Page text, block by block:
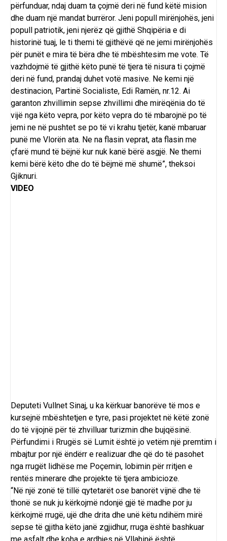
përfunduar, ndaj duam ta çojmë deri në fund këtë mision
dhe duam një mandat burrëror. Jeni popull mirënjohës, jeni
popull patriotik, jeni njerëz që gjithë Shqipëria e di
historinë tuaj, le ti themi të gjithëvë që ne jemi mirënjohës
për punët e mira të bëra dhe të mbështesim me vote. Të
vazhdojmë të gjithë këto punë të tjera të nisura ti çojmë
deri në fund, prandaj duhet votë masive. Ne kemi një
destinacion, Partinë Socialiste, Edi Ramën, nr.12. Ai
garanton zhvillimin sepse zhvillimi dhe mirëqënia do të
vijë nga këto vepra, por këto vepra do të mbarojnë po të
jemi ne në pushtet se po të vi krahu tjetër, kanë mbaruar
punë me Vlorën ata. Ne na flasin veprat, ata flasin me
çfarë mund të bëjnë kur nuk kanë bërë asgjë. Ne themi
kemi bërë këto dhe do të bëjmë më shumë”, theksoi
Gjiknuri.
VIDEO
Deputeti Vullnet Sinaj, u ka kërkuar banorëve të mos e
kursejnë mbështetjen e tyre, pasi projektet në këtë zonë
do të vijojnë për të zhvilluar turizmin dhe bujqësinë.
Përfundimi i Rrugës së Lumit është jo vetëm një premtim i
mbajtur por një ëndërr e realizuar dhe që do të pasohet
nga rrugët lidhëse me Poçemin, lobimin për rritjen e
rentës minerare dhe projekte të tjera ambicioze.
“Në një zonë të tillë qytetarët ose banorët vijnë dhe të
thonë se nuk ju kërkojmë ndonjë gjë të madhe por ju
kërkojmë rrugë, ujë dhe drita dhe unë këtu ndihëm mirë
sepse të gjitha këto janë zgjidhur, rruga është bashkuar